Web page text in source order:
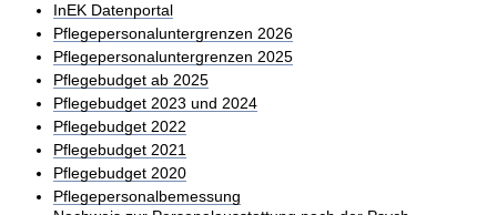
InEK Datenportal
Pflegepersonaluntergrenzen 2026
Pflegepersonaluntergrenzen 2025
Pflegebudget ab 2025
Pflegebudget 2023 und 2024
Pflegebudget 2022
Pflegebudget 2021
Pflegebudget 2020
Pflegepersonalbemessung